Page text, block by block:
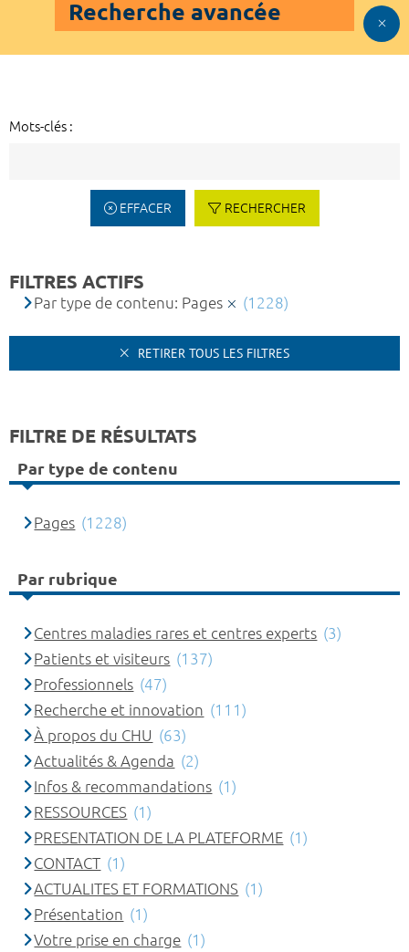
Recherche avancée
Mots-clés :
EFFACER RECHERCHER
FILTRES ACTIFS
Par type de contenu: Pages (1228)
RETIRER TOUS LES FILTRES
FILTRE DE RÉSULTATS
Par type de contenu
Pages (1228)
Par rubrique
Centres maladies rares et centres experts (3)
Patients et visiteurs (137)
Professionnels (47)
Recherche et innovation (111)
À propos du CHU (63)
Actualités & Agenda (2)
Infos & recommandations (1)
RESSOURCES (1)
PRESENTATION DE LA PLATEFORME (1)
CONTACT (1)
ACTUALITES ET FORMATIONS (1)
Présentation (1)
Votre prise en charge (1)